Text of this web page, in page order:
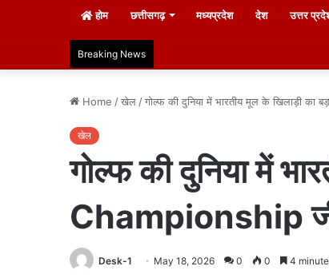
होम छत्तीसगढ़ मध्यप्रदेश देश उत्तर
Breaking News
Home /खेल /गोल्फ की दुनिया में भारतीय मूल के खिलाड़ी का
खेल
गोल्फ की दुनिया में
Championship
Desk-1 May 18, 2026 0 0 4